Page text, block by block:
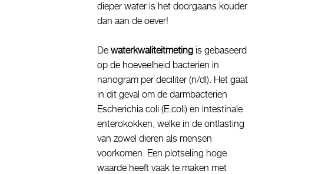
dieper water is het doorgaans kouder
dan aan de oever!
De waterkwaliteitmeting is gebaseerd
op de hoeveelheid bacteriën in
nanogram per deciliter (n/dl). Het gaat
in dit geval om de darmbacterien
Escherichia coli (E.coli) en intestinale
enterokokken, welke in de ontlasting
van zowel dieren als mensen
voorkomen. Een plotseling hoge
waarde heeft vaak te maken met